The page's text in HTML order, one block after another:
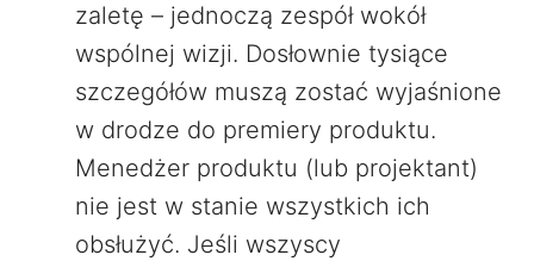
zaletę – jednoczą zespół wokół
wspólnej wizji. Dosłownie tysiące
szczegółów muszą zostać wyjaśnione
w drodze do premiery produktu.
Menedżer produktu (lub projektant)
nie jest w stanie wszystkich ich
obsłużyć. Jeśli wszyscy